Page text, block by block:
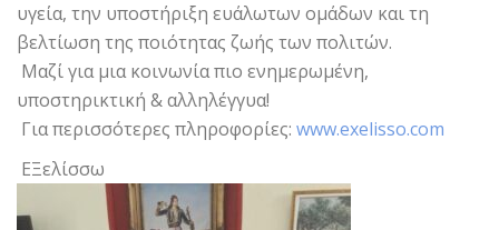
υγεία, την υποστήριξη ευάλωτων ομάδων και τη
βελτίωση της ποιότητας ζωής των πολιτών.
Μαζί για μια κοινωνία πιο ενημερωμένη,
υποστηρικτική & αλληλέγγυα!
Για περισσότερες πληροφορίες: www.exelisso.com
ΕΞελίσσω